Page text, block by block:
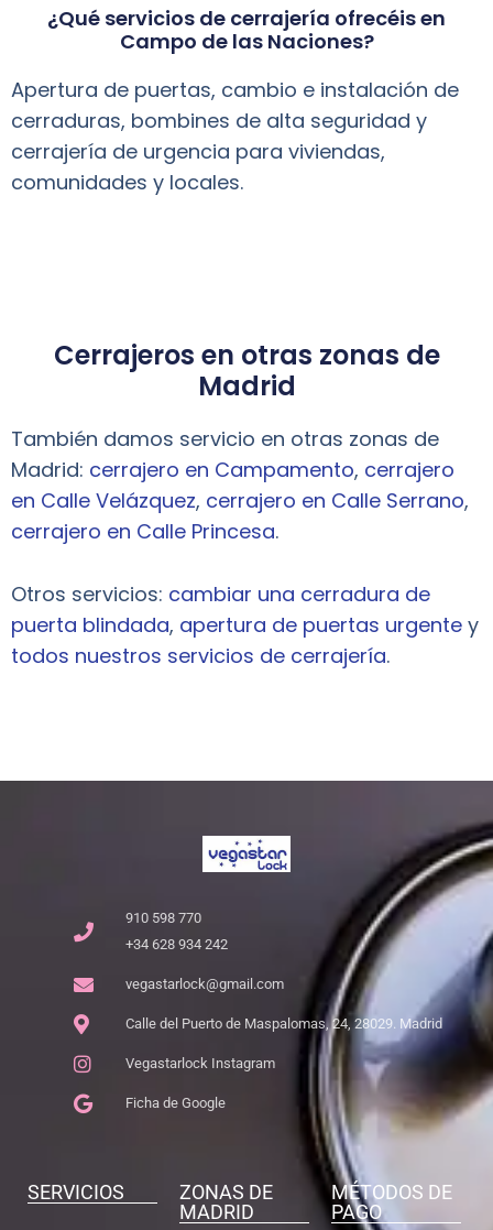
¿Qué servicios de cerrajería ofrecéis en
Campo de las Naciones?
Apertura de puertas, cambio e instalación de
cerraduras, bombines de alta seguridad y
cerrajería de urgencia para viviendas,
comunidades y locales.
Cerrajeros en otras zonas de
Madrid
También damos servicio en otras zonas de
Madrid: cerrajero en Campamento, cerrajero
en Calle Velázquez, cerrajero en Calle Serrano,
cerrajero en Calle Princesa.
Otros servicios: cambiar una cerradura de
puerta blindada, apertura de puertas urgente y
todos nuestros servicios de cerrajería.
910 598 770
+34 628 934 242
vegastarlock@gmail.com
Calle del Puerto de Maspalomas, 24, 28029. Madrid
Vegastarlock Instagram
Ficha de Google
SERVICIOS
ZONAS DE
MADRID
MÉTODOS DE
PAGO